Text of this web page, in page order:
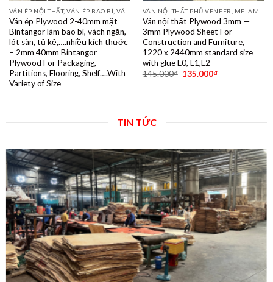
Ván ép Plywood 2-40mm mặt
Bintangor làm bao bì, vách ngăn,
lót sàn, tủ kệ,….nhiều kích thước
– 2mm 40mm Bintangor
Plywood For Packaging,
Partitions, Flooring, Shelf….With
Variety of Size
Ván nội thất Plywood 3mm —
3mm Plywood Sheet For
Construction and Furniture,
1220 x 2440mm standard size
with glue E0, E1,E2
145.000₫ 135.000₫
TIN TỨC